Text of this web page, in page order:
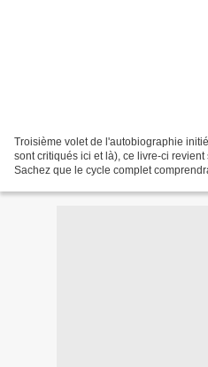
Troisième volet de l'autobiographie
sont critiqués ici et là), ce livre-ci revient
Sachez que le cycle complet